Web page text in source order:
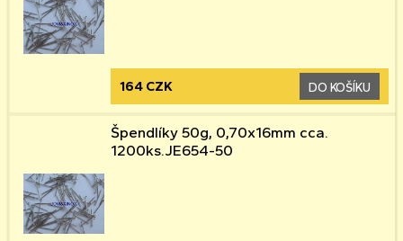
164 CZK DO KOŠÍKU
Špendlíky 50g, 0,70x16mm cca.
1200ks.JE654-50